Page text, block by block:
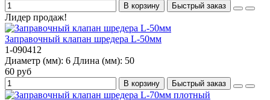
В корзину Быстрый заказ
Лидер продаж!
Заправочный клапан шредера L-50мм
1-090412
Диаметр (мм): 6 Длина (мм): 50
60 руб
В корзину Быстрый заказ